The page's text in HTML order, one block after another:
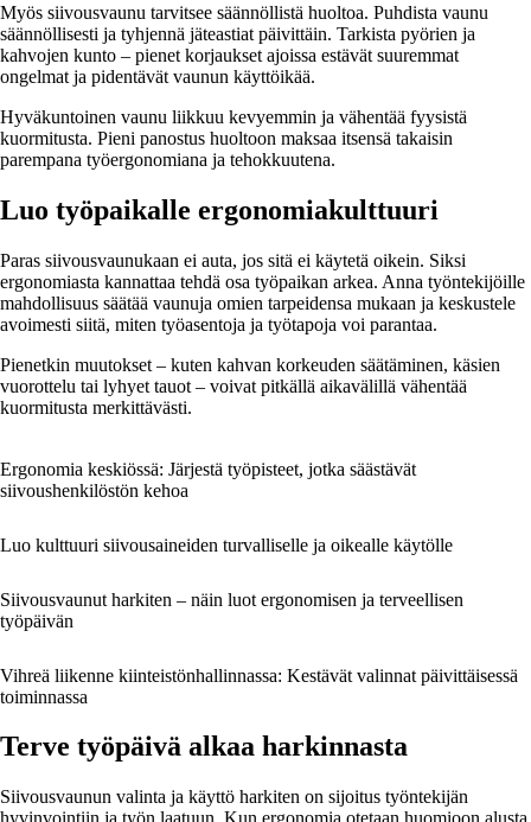
Myös siivousvaunu tarvitsee säännöllistä huoltoa. Puhdista vaunu
säännöllisesti ja tyhjennä jäteastiat päivittäin. Tarkista pyörien ja
kahvojen kunto – pienet korjaukset ajoissa estävät suuremmat
ongelmat ja pidentävät vaunun käyttöikää.
Hyväkuntoinen vaunu liikkuu kevyemmin ja vähentää fyysistä
kuormitusta. Pieni panostus huoltoon maksaa itsensä takaisin
parempana työergonomiana ja tehokkuutena.
Luo työpaikalle ergonomiakulttuuri
Paras siivousvaunukaan ei auta, jos sitä ei käytetä oikein. Siksi
ergonomiasta kannattaa tehdä osa työpaikan arkea. Anna työntekijöille
mahdollisuus säätää vaunuja omien tarpeidensa mukaan ja keskustele
avoimesti siitä, miten työasentoja ja työtapoja voi parantaa.
Pienetkin muutokset – kuten kahvan korkeuden säätäminen, käsien
vuorottelu tai lyhyet tauot – voivat pitkällä aikavälillä vähentää
kuormitusta merkittävästi.
Ergonomia keskiössä: Järjestä työpisteet, jotka säästävät
siivoushenkilöstön kehoa
Luo kulttuuri siivousaineiden turvalliselle ja oikealle käytölle
Siivousvaunut harkiten – näin luot ergonomisen ja terveellisen
työpäivän
Vihreä liikenne kiinteistönhallinnassa: Kestävät valinnat päivittäisessä
toiminnassa
Terve työpäivä alkaa harkinnasta
Siivousvaunun valinta ja käyttö harkiten on sijoitus työntekijän